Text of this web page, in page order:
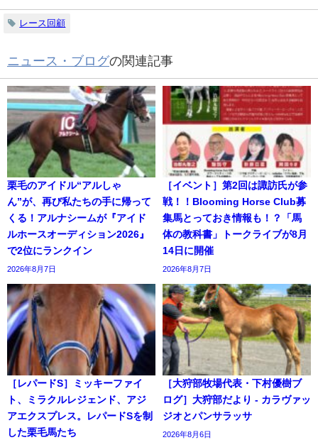
レース回顧
ニュース・ブログの関連記事
栗毛のアイドル“アルしゃ
ん”が、再び私たちの手に帰って
くる！アルナシームが『アイド
ルホースオーディション2026』
で2位にランクイン
2026年8月7日
［イベント］第2回は諏訪氏が参
戦！！Blooming Horse Club募
集馬とっておき情報も！？「馬
体の教科書」トークライブが8月
14日に開催
2026年8月7日
［レパードS］ミッキーファイ
ト、ミラクルレジェンド、アジ
アエクスプレス。レパードSを制
した栗毛馬たち
［大狩部牧場代表・下村優樹ブ
ログ］大狩部だより - カラヴァッ
ジオとパンサラッサ
2026年8月6日